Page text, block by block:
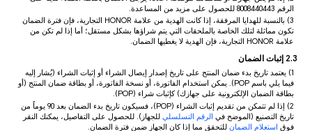
الرقم 8008440443 للحصول على مزيد من المساعدة.
3) بالنسبة للهدايا المرفقة، إذا كانت الهدية من علامة HONOR التجارية، فإن فترة الضمان
تكون مماثلة لتلك الخاصة بالملحقات التي يتم شراؤها بشكل مستقل؛ أما إذا لم تكن من
علامة HONOR التجارية، فإن الهدية لا يغطيها الضمان.
2.3 إثبات الضمان
1) يعتمد تاريخ بدء ضمان المنتج على تاريخ إصدار إيصال الشراء أو إثبات الشراء (يُشار إليه
فيما يلي باسم POP). يمكن استخدام الفاتورة، أو نسخة الفاتورة، أو بطاقة ضمان المنتج (أو
بطاقة الضمان الإلكترونية على جهازك) كإثبات شراء (POP).
2) إذا لم تتمكن من تقديم إثبات الشراء (POP)، فسيكون تاريخ بدء الضمان بعد 90 يوماً من
تاريخ التصنيع (الموضح في الرقم التسلسليللجهاز). للحصول على التفاصيل، يمكنك النقر
فوق استعلام الضمانللتحقق مما إذا كان الجهاز ضمن فترة الضمان.